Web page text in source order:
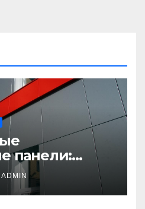
панели:
решение
и дизайна
ADMIN